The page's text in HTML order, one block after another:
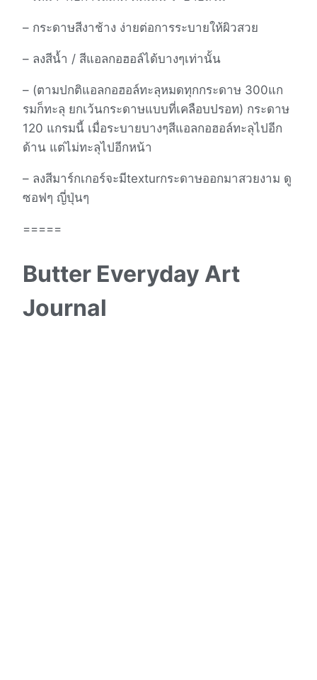
– กระดาษสีงาช้าง ง่ายต่อการระบายให้ผิวสวย
– ลงสีน้ำ / สีแอลกอฮอล์ได้บางๆเท่านั้น
– (ตามปกติแอลกอฮอล์ทะลุหมดทุกกระดาษ 300แก
รมก็ทะลุ ยกเว้นกระดาษแบบที่เคลือบปรอท) กระดาษ
120 แกรมนี้ เมื่อระบายบางๆสีแอลกอฮอล์ทะลุไปอีก
ด้าน แต่ไม่ทะลุไปอีกหน้า
– ลงสีมาร์กเกอร์จะมีtexturกระดาษออกมาสวยงาม ดู
ซอฟๆ ญี่ปุ่นๆ
=====
Butter Everyday Art
Journal